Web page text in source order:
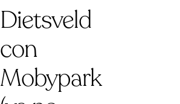
Dietsveld
con
Mobypark